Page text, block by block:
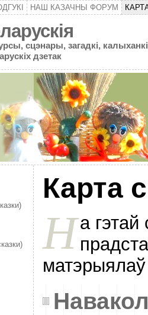
НАШ КАЗАЧНЫ ФОРУМ
сцэнары, загадкі,
дзетак
Карта
На